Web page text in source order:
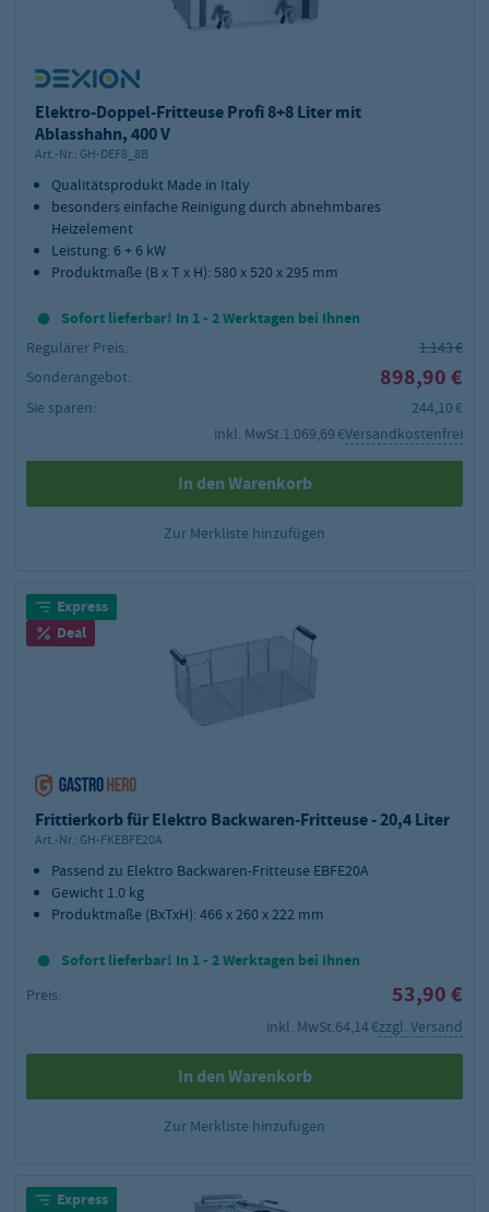
Elektro-Doppel-Fritteuse Profi 8+8 Liter mit
Ablasshahn, 400 V
Art.-Nr.: GH-DEF8_8B
Qualitätsprodukt Made in Italy
besonders einfache Reinigung durch abnehmbares
Heizelement
Leistung: 6 + 6 kW
Produktmaße (B x T x H): 580 x 520 x 295 mm
Sofort lieferbar! In 1 - 2 Werktagen bei Ihnen
Regulärer Preis:
1.143 €
Sonderangebot:
898,90 €
Sie sparen:
244,10 €
inkl. MwSt.1.069,69 €Versandkostenfrei
In den Warenkorb
Zur Merkliste hinzufügen
Express
Deal
Frittierkorb für Elektro Backwaren-Fritteuse - 20,4 Liter
Art.-Nr.: GH-FKEBFE20A
Passend zu Elektro Backwaren-Fritteuse EBFE20A
Gewicht 1.0 kg
Produktmaße (BxTxH): 466 x 260 x 222 mm
Sofort lieferbar! In 1 - 2 Werktagen bei Ihnen
Preis: 53,90 €
inkl. MwSt.64,14 €zzgl. Versand
In den Warenkorb
Zur Merkliste hinzufügen
Express